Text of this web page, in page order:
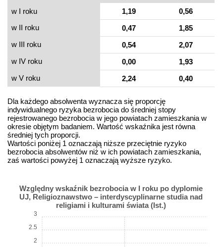
w I roku
1,19
0,56
w II roku
0,47
1,85
w III roku
0,54
2,07
w IV roku
0,00
1,93
w V roku
2,24 0,40
Dla każdego absolwenta wyznacza się proporcję
indywidualnego ryzyka bezrobocia do średniej stopy
rejestrowanego bezrobocia w jego powiatach zamieszkania w
okresie objętym badaniem. Wartość wskaźnika jest równa
średniej tych proporcji.
Wartości poniżej 1 oznaczają niższe przeciętnie ryzyko
bezrobocia absolwentów niż w ich powiatach zamieszkania,
zaś wartości powyżej 1 oznaczają wyższe ryzyko.
Względny wskaźnik bezrobocia w I roku po dyplomie
UJ, Religioznawstwo – interdyscyplinarne studia nad
religiami i kulturami świata (Ist.)
2
2.5
3